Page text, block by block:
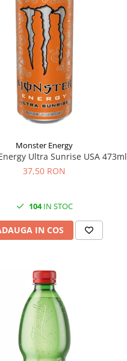
Monster Energy
Ultra Sunrise USA 473ml
37,50 RON
104IN STOC
IN COS